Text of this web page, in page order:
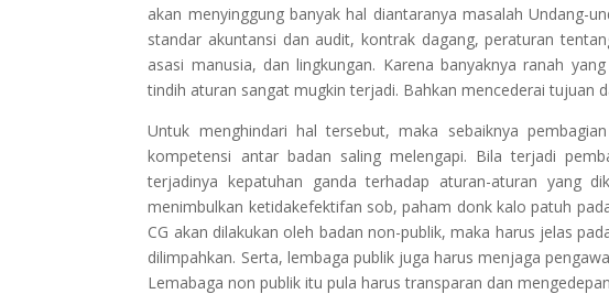
akan menyinggung banyak hal diantaranya masalah Undang-
standar akuntansi dan audit, kontrak dagang, peraturan
asasi manusia, dan lingkungan. Karena banyaknya ranah
tindih aturan sangat mugkin terjadi. Bahkan mencederai tujuan
Untuk menghindari hal tersebut, maka sebaiknya
kompetensi antar badan saling melengapi. Bila terjadi
terjadinya kepatuhan ganda terhadap aturan-aturan yang
menimbulkan ketidakefektifan sob, paham donk kalo patuh
CG akan dilakukan oleh badan non-publik, maka harus jelas
dilimpahkan. Serta, lembaga publik juga harus menjaga
Lemabaga non publik itu pula harus transparan dan